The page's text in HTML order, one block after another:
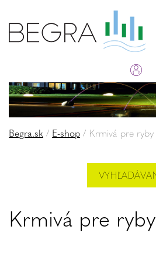
Begra.sk / E-shop / Krmivá pre ryby
Krmivá pre ryby